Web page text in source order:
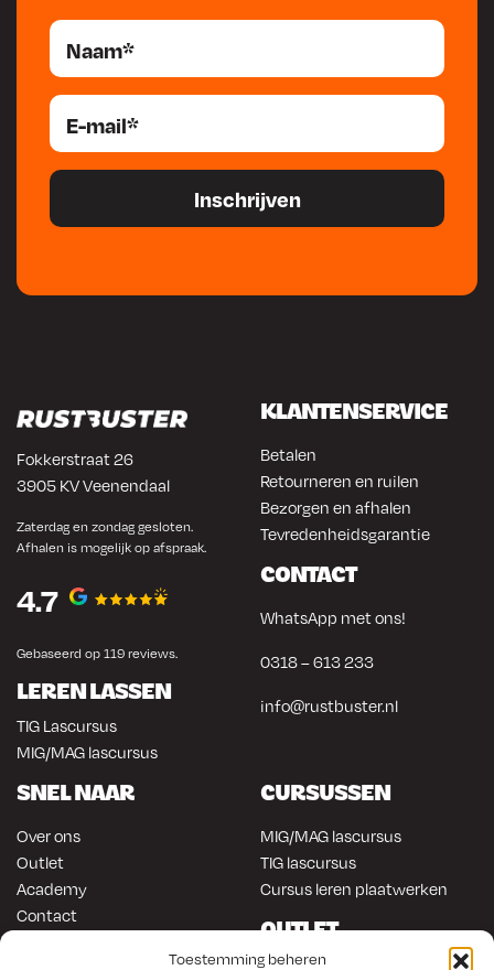
Toestemming beheren
Fokkerstraat 26
3905 KV Veenendaal
Zaterdag en zondag gesloten.
Afhalen is mogelijk op afspraak.
4.7
Gebaseerd op 119 reviews.
LEREN LASSEN
TIG Lascursus
MIG/MAG lascursus
KLANTENSERVICE
Betalen
Retourneren en ruilen
Bezorgen en afhalen
Tevredenheidsgarantie
CONTACT
WhatsApp met ons!
0318 – 613 233
info@rustbuster.nl
SNEL NAAR
Over ons
Outlet
Academy
Contact
ONLINE KOPEN
CURSUSSEN
MIG/MAG lascursus
TIG lascursus
Cursus leren plaatwerken
OUTLET